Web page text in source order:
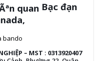
Bạc đạn
bando
– MST : 0313920407